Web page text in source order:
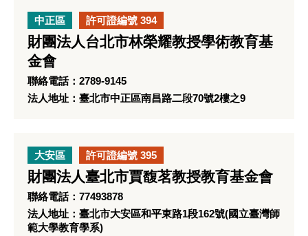
中正區 許可證編號 394
財團法人台北市林榮耀教授學術教育基
金會
聯絡電話：2789-9145
法人地址：臺北市中正區南昌路二段70號2樓之9
大安區 許可證編號 395
財團法人臺北市賈馥茗教授教育基金會
聯絡電話：77493878
法人地址：臺北市大安區和平東路1段162號(國立臺灣師
範大學教育學系)